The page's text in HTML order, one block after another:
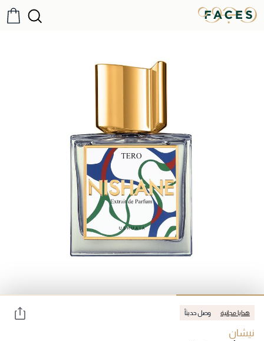
هدايا مجانية وصل حديثاً
نيشان